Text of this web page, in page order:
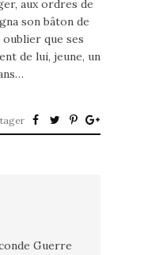
aux ordres de
son bâton de
oublier que ses
de lui, jeune, un
Guerre